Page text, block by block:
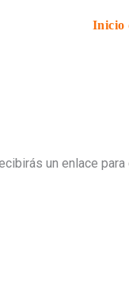
Inicio
un enlace para